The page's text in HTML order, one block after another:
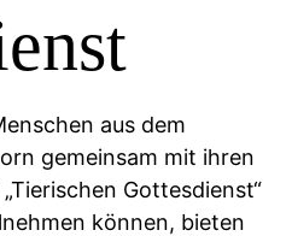
aus dem
gemeinsam mit ihren
Gottesdienst“
können, bieten